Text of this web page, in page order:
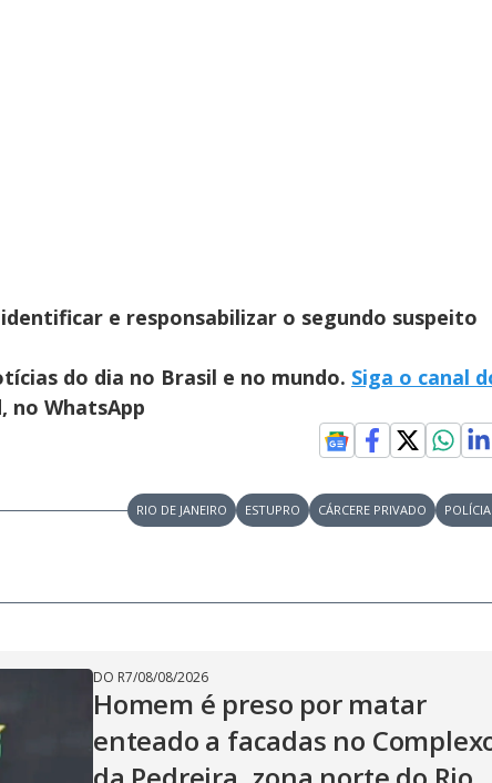
e responsabilizar o segundo suspeito
do dia no Brasil e no mundo. Siga o canal
no WhatsApp
RIO DE JANEIRO ESTUPRO CÁRCERE PRIVADO
DO R7/08/08/2026
Homem é preso por matar
enteado a facadas no